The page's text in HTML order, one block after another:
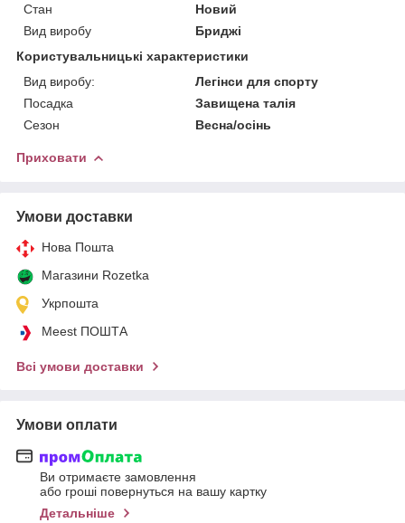
Стан
Новий
Вид виробу
Бриджі
Користувальницькі характеристики
Вид виробу:
Легінси для спорту
Посадка
Завищена талія
Сезон
Весна/осінь
Приховати
Умови доставки
Нова Пошта
Магазини Rozetka
Укрпошта
Meest ПОШТА
Всі умови доставки
Умови оплати
Ви отримаєте замовлення
або гроші повернуться на вашу картку
Детальніше